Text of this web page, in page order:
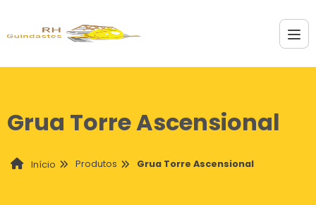
Grua Torre Ascensional
Início Produtos Grua Torre Ascensional